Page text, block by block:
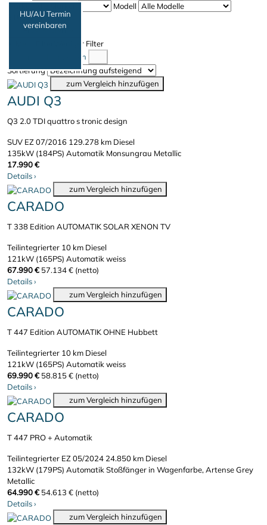
HU/AU Termin
vereinbaren
Modell
316 Fahrzeuge
Filter entfernen
Weniger Filter
Vergleich anzeigen
Sortierung
zum Vergleich hinzufügen
AUDI Q3
Q3 2.0 TDI quattro s tronic design
SUV EZ 07/2016 129.278 km Diesel
135kW (184PS) Automatik Monsungrau Metallic
17.990 €
Details›
zum Vergleich hinzufügen
CARADO
T 338 Edition AUTOMATIK SOLAR XENON TV
Teilintegrierter 10 km Diesel
121kW (165PS) Automatikweiss
67.990 € 57.134 € (netto)
Details›
zum Vergleich hinzufügen
CARADO
T 447 Edition AUTOMATIK OHNE Hubbett
Teilintegrierter 10 km Diesel
121kW (165PS) Automatikweiss
69.990 € 58.815 € (netto)
Details›
zum Vergleich hinzufügen
CARADO
T 447 PRO + Automatik
Teilintegrierter EZ 05/2024 24.850 km Diesel
132kW (179PS) AutomatikStoßfänger in Wagenfarbe, Artense Grey
Metallic
64.990 € 54.613 € (netto)
Details›
zum Vergleich hinzufügen